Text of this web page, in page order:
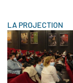
LA PROJECTION